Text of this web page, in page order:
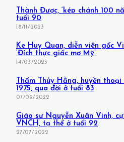
Thành Được, ‘kép chánh 100
tuổi 90
18/11/2023
Ke Huy Quan, diễn viên gốc
‘Đích thực giấc mơ Mỹ’
14/03/2023
Thẩm Thúy Hằng, huyền
1975, qua đời ở tuổi 83
07/09/2022
Giáo sư Nguyễn Xuân Vinh,
VNCH, tạ thế ở tuổi 92
27/07/2022